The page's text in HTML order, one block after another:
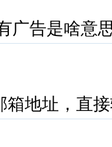
广告是啥意
箱地址，直